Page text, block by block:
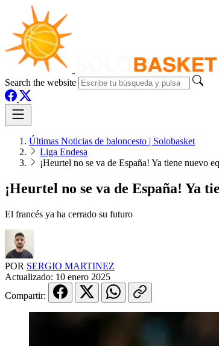
Search the website
Últimas Noticias de baloncesto | Solobasket
Liga Endesa
¡Heurtel no se va de España! Ya tiene nuevo
¡Heurtel no se va de España! Ya
El francés ya ha cerrado su futuro
POR SERGIO MARTINEZ
Actualizado: 10 enero 2025
Compartir: